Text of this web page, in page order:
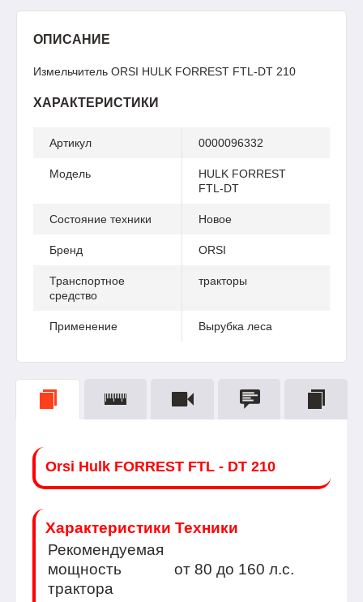
ОПИСАНИЕ
Измельчитель ORSI HULK FORREST FTL-DT 210
ХАРАКТЕРИСТИКИ
Артикул 0000096332
Модель
HULK FORREST
FTL-DT
Состояние техники Новое
Бренд ORSI
Транспортное
средство
тракторы
Применение Вырубка леса
Orsi Hulk FORREST FTL - DT 210
Характеристики Техники
Рекомендуемая
мощность
трактора
от 80 до 160 л.с.